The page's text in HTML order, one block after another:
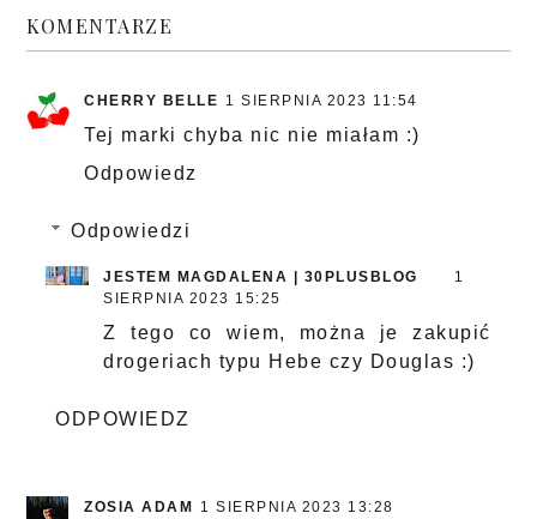
KOMENTARZE
CHERRY BELLE 1 SIERPNIA 2023 11:54
Tej marki chyba nic nie miałam :)
Odpowiedz
Odpowiedzi
JESTEM MAGDALENA | 30PLUSBLOG
1
SIERPNIA 2023 15:25
Z tego co wiem, można je zakupić
drogeriach typu Hebe czy Douglas :)
ODPOWIEDZ
ZOSIA ADAM 1 SIERPNIA 2023 13:28